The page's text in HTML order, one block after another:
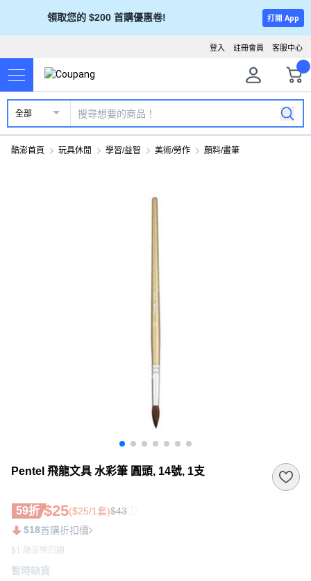
領取您的 $200 首購優惠卷! 打開 App
客服中心
註冊會員
登入
全部
酷澎首頁 玩具休閒 學習/益智 美術/勞作 顏料/畫筆
Pentel 飛龍文具 水彩筆 圓頭, 14號, 1支
59折 $25($25/1套)$43
$18首購折扣價
$1 酷澎幣回饋
暫時缺貨